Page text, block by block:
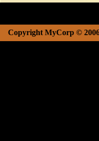
Copyright MyCorp ©